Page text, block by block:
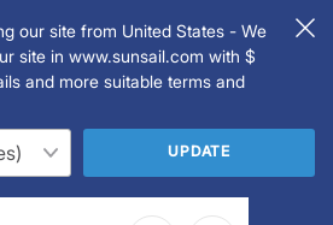
our site from United States - We
site in www.sunsail.com with $
and more suitable terms and
UPDATE